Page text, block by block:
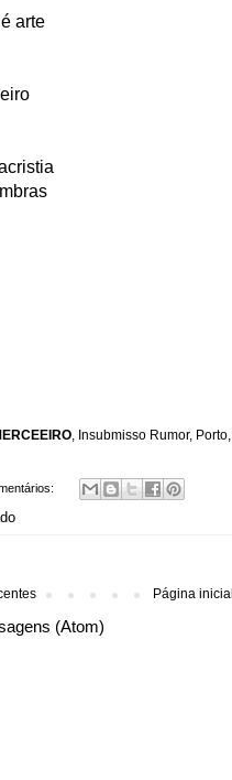
arte
, Insubmisso Rumor,
Página
(Atom)